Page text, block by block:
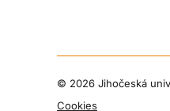
© 2026 Jihočeská
Cookies